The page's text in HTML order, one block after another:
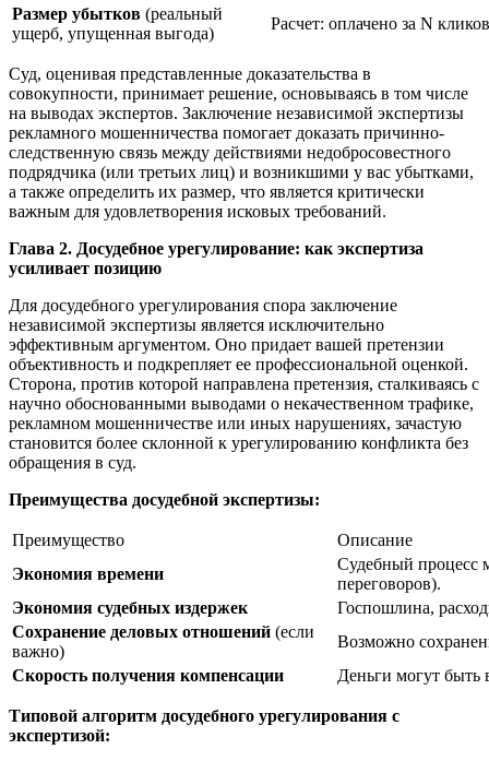
Размер убытков (реальный
ущерб, упущенная выгода)
Расчет: оплачено за N
Суд, оценивая представленные доказательства в
совокупности, принимает решение, основываясь в том числе
на выводах экспертов. Заключение независимой экспертизы
рекламного мошенничества помогает доказать причинно-
следственную связь между действиями недобросовестного
подрядчика (или третьих лиц) и возникшими у вас убытками,
а также определить их размер, что является критически
важным для удовлетворения исковых требований.
Глава 2. Досудебное урегулирование: как экспертиза
усиливает позицию
Для досудебного урегулирования спора заключение
независимой экспертизы является исключительно
эффективным аргументом. Оно придает вашей претензии
объективность и подкрепляет ее профессиональной оценкой.
Сторона, против которой направлена претензия, сталкиваясь с
научно обоснованными выводами о некачественном трафике,
рекламном мошенничестве или иных нарушениях, зачастую
становится более склонной к урегулированию конфликта без
обращения в суд.
Преимущества досудебной экспертизы:
Преимущество
Описание
Экономия времени
Судебный процесс
переговоров).
Экономия судебных издержек
Госпошлина,
Сохранение деловых отношений (если
важно)
Возможно
Скорость получения компенсации
Деньги могут быть
Типовой алгоритм досудебного урегулирования с
экспертизой: